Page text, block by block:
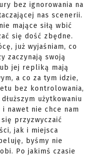
bez ignorowania na
nas scenerii.
mające siłą wbić
się dość zbędne.
już wyjaśniam, co
zaczynają swoją
jej repliką mają
a co za tym idzie,
bez kontrolowania,
użytkowaniu
nawet nie chce nam
przyzwyczaić
jak i miejsca
byśmy nie
Po jakimś czasie